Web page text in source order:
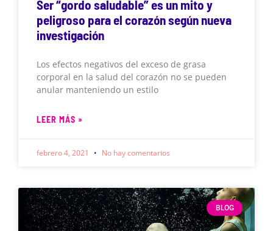
Ser “gordo saludable” es un mito y
peligroso para el corazón según nueva
investigación
Los efectos negativos del exceso de grasa
corporal en la salud del corazón no se pueden
anular manteniendo un estilo
LEER MÁS »
febrero 4, 2021 No hay comentarios
BLOG